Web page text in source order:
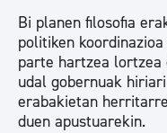
Bi planen filosofia
politiken
parte hartzea
udal gobernuak
erabakietan
duen apustuarekin.